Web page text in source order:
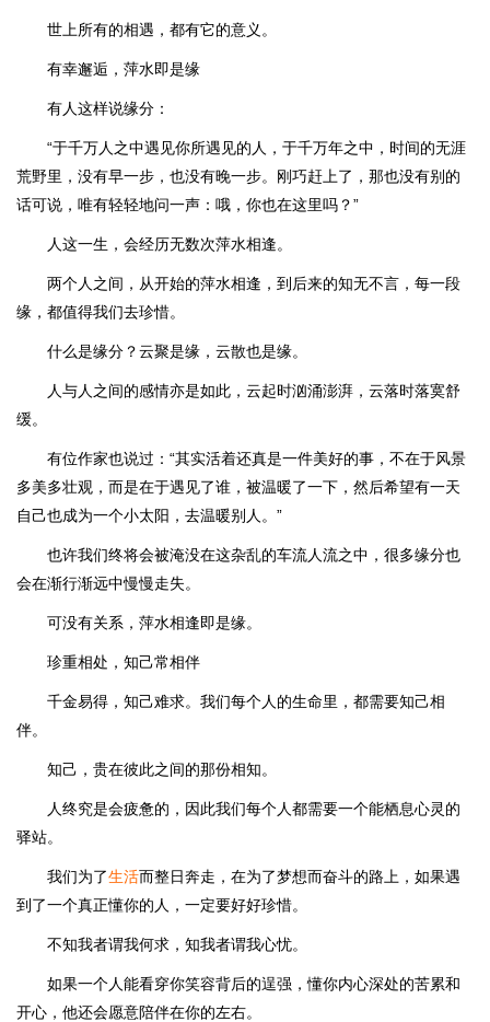
世上所有的相遇，都有它的意义。
有幸邂逅，萍水即是缘
有人这样说缘分：
“于千万人之中遇见你所遇见的人，于千万年之中，时间的无涯
荒野里，没有早一步，也没有晚一步。刚巧赶上了，那也没有别的
话可说，唯有轻轻地问一声：哦，你也在这里吗？”
人这一生，会经历无数次萍水相逢。
两个人之间，从开始的萍水相逢，到后来的知无不言，每一段
缘，都值得我们去珍惜。
什么是缘分？云聚是缘，云散也是缘。
人与人之间的感情亦是如此，云起时汹涌澎湃，云落时落寞舒
缓。
有位作家也说过：“其实活着还真是一件美好的事，不在于风景
多美多壮观，而是在于遇见了谁，被温暖了一下，然后希望有一天
自己也成为一个小太阳，去温暖别人。”
也许我们终将会被淹没在这杂乱的车流人流之中，很多缘分也
会在渐行渐远中慢慢走失。
可没有关系，萍水相逢即是缘。
珍重相处，知己常相伴
千金易得，知己难求。我们每个人的生命里，都需要知己相
伴。
知己，贵在彼此之间的那份相知。
人终究是会疲惫的，因此我们每个人都需要一个能栖息心灵的
驿站。
我们为了生活而整日奔走，在为了梦想而奋斗的路上，如果遇
到了一个真正懂你的人，一定要好好珍惜。
不知我者谓我何求，知我者谓我心忧。
如果一个人能看穿你笑容背后的逞强，懂你内心深处的苦累和
开心，他还会愿意陪伴在你的左右。